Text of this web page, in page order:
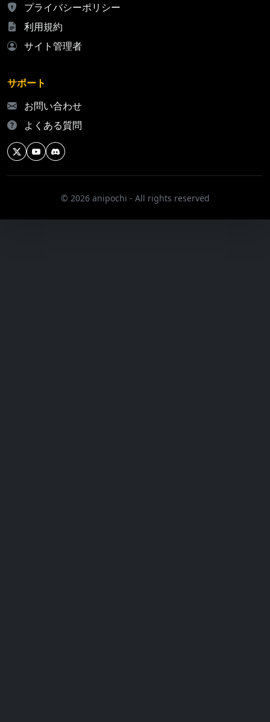
プライバシーポリシー
利用規約
サイト管理者
サポート
お問い合わせ
よくある質問
© 2026 anipochi - All rights reserved